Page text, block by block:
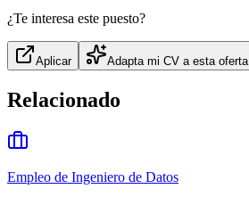
¿Te interesa este puesto?
Aplicar Adapta mi CV a esta oferta
Relacionado
Empleo de Ingeniero de Datos